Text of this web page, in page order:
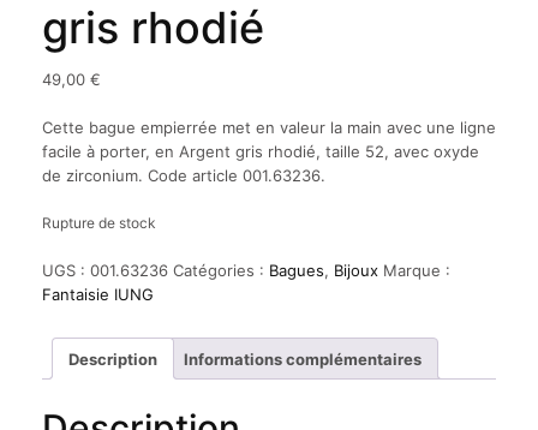
gris rhodié
49,00 €
Cette bague empierrée met en valeur la main avec une ligne
facile à porter, en Argent gris rhodié, taille 52, avec oxyde
de zirconium. Code article 001.63236.
Rupture de stock
UGS : 001.63236 Catégories : Bagues, Bijoux Marque :
Fantaisie IUNG
Description Informations complémentaires